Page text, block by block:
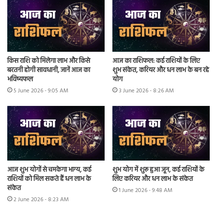
किस राशि को मिलेगा लाभ और किसे
बरतनी होगी सावधानी, जानें आज का
भविष्यफल
5 June 2026 - 9:05 AM
आज का राशिफल: कई राशियों के लिए
शुभ संकेत, करियर और धन लाभ के बन रहे
योग
3 June 2026 - 8:26 AM
आज शुभ योगों से चमकेगा भाग्य, कई
राशियों को मिल सकते हैं धन लाभ के
संकेत
2 June 2026 - 8:23 AM
शुभ योग में शुरू हुआ जून, कई राशियों के
लिए करियर और धन लाभ के संकेत
1 June 2026 - 9:48 AM